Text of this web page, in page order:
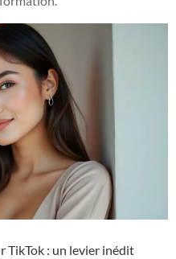
TikTok : un levier inédit